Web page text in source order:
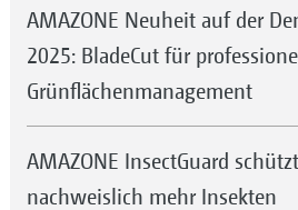
AMAZONE Neuheit auf der
2025: BladeCut für
Grünflächenmanagement
AMAZONE InsectGuard schützt
nachweislich mehr Insekten